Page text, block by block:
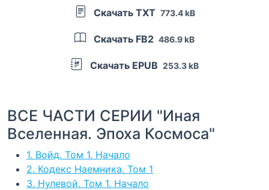
Скачать TXT 773.4 kB
Скачать FB2 486.9 kB
Скачать EPUB 253.3 kB
ВСЕ ЧАСТИ СЕРИИ "Иная
Вселенная. Эпоха Космоса"
1. Войд. Том 1. Начало
2. Кодекс Наемника. Том 1
3. Нулевой. Том 1. Начало